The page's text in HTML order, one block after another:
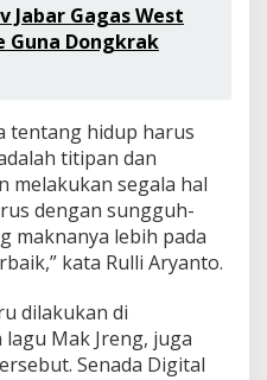
Jabar Gagas West
Guna Dongkrak
tentang hidup harus
titipan dan
melakukan segala hal
dengan sungguh-
maknanya lebih pada
kata Rulli Aryanto.
dilakukan di
lagu Mak Jreng, juga
Senada Digital